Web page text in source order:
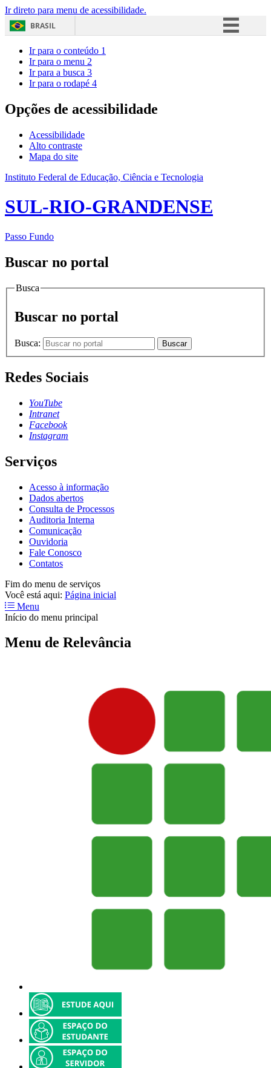
Ir direto para menu de acessibilidade.
BRASIL
Acesso à informação
Ir para o conteúdo 1
Ir para o menu 2
Ir para a busca 3
Ir para o rodapé 4
Opções de acessibilidade
Acessibilidade
Alto contraste
Mapa do site
Instituto Federal de Educação, Ciência e Tecnologia
SUL-RIO-GRANDENSE
Passo Fundo
Buscar no portal
Busca
Buscar no portal
Busca: Buscar
Redes Sociais
YouTube
Intranet
Facebook
Instagram
Serviços
Acesso à informação
Dados abertos
Consulta de Processos
Auditoria Interna
Comunicação
Ouvidoria
Fale Conosco
Contatos
Fim do menu de serviços
Você está aqui: Página inicial
Menu
Início do menu principal
Menu de Relevância